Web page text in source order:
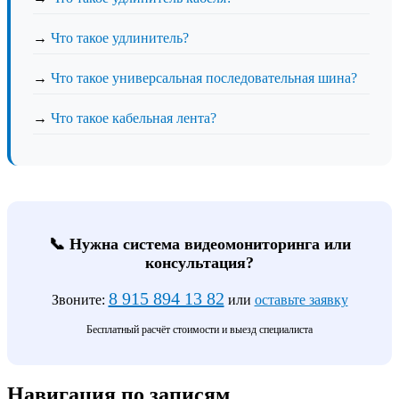
→ Что такое удлинитель?
→ Что такое универсальная последовательная шина?
→ Что такое кабельная лента?
📞 Нужна система видеомониторинга или
консультация?
Звоните: 8 915 894 13 82 или оставьте заявку
Бесплатный расчёт стоимости и выезд специалиста